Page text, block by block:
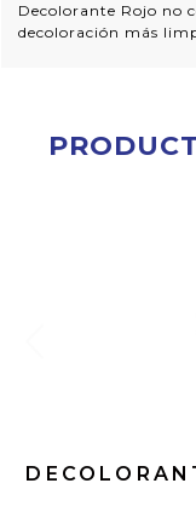
Decolorante Rojo no
decoloración más